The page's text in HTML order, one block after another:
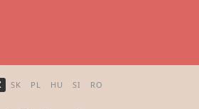
SK PL HU SI RO